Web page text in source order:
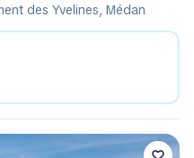
des Yvelines, Médan